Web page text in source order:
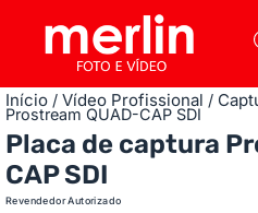
Início / Vídeo Profissional /
Prostream QUAD-CAP SDI
Placa de captura
CAP SDI
Revendedor Autorizado